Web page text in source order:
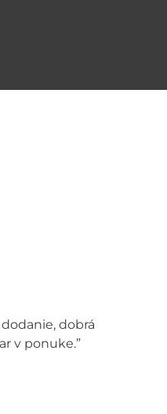
dobrá
v ponuke.”